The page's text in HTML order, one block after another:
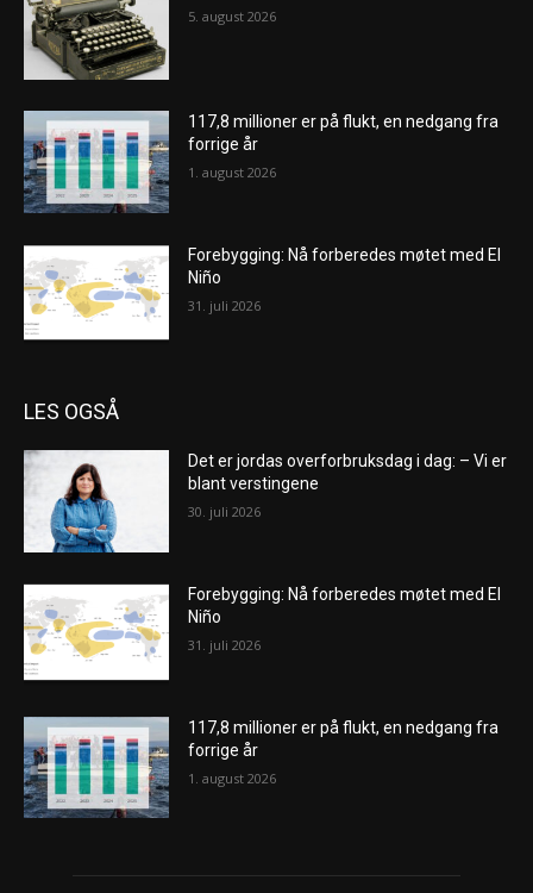
5. august 2026
117,8 millioner er på flukt, en nedgang fra
forrige år
1. august 2026
Forebygging: Nå forberedes møtet med El
Niño
31. juli 2026
LES OGSÅ
Det er jordas overforbruksdag i dag: – Vi er
blant verstingene
30. juli 2026
Forebygging: Nå forberedes møtet med El
Niño
31. juli 2026
117,8 millioner er på flukt, en nedgang fra
forrige år
1. august 2026